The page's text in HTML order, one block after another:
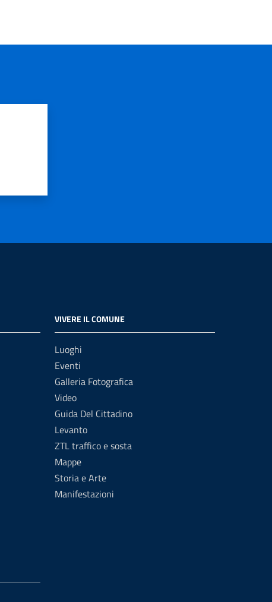
VIVERE IL COMUNE
Luoghi
Eventi
Galleria Fotografica
Video
Guida Del Cittadino
Levanto
ZTL traffico e sosta
Mappe
Storia e Arte
Manifestazioni